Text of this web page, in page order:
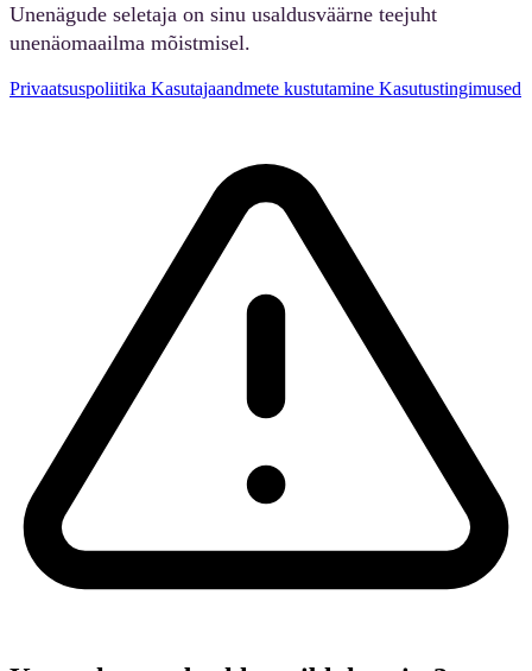
Unenägude seletaja on sinu usaldusväärne teejuht
unenäomaailma mõistmisel.
Privaatsuspoliitika Kasutajaandmete kustutamine Kasutustingimused